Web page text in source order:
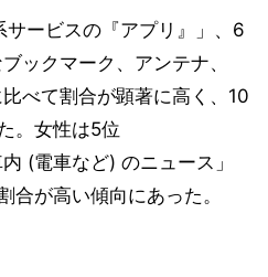
ービスの『アプリ』」、6
ックマーク、アンテナ、
べて割合が顕著に高く、10
。女性は5位
(電車など) のニュース」
合が高い傾向にあった。